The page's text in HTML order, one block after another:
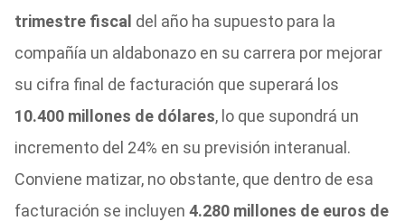
trimestre fiscal del año ha supuesto para la
compañía un aldabonazo en su carrera por mejorar
su cifra final de facturación que superará los
10.400 millones de dólares, lo que supondrá un
incremento del 24% en su previsión interanual.
Conviene matizar, no obstante, que dentro de esa
facturación se incluyen 4.280 millones de euros de